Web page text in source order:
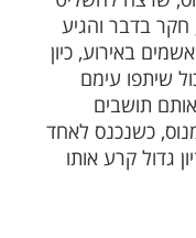
למאורע שקרה
על ארץ
וכך מספר
[הובא בספר
קיסר